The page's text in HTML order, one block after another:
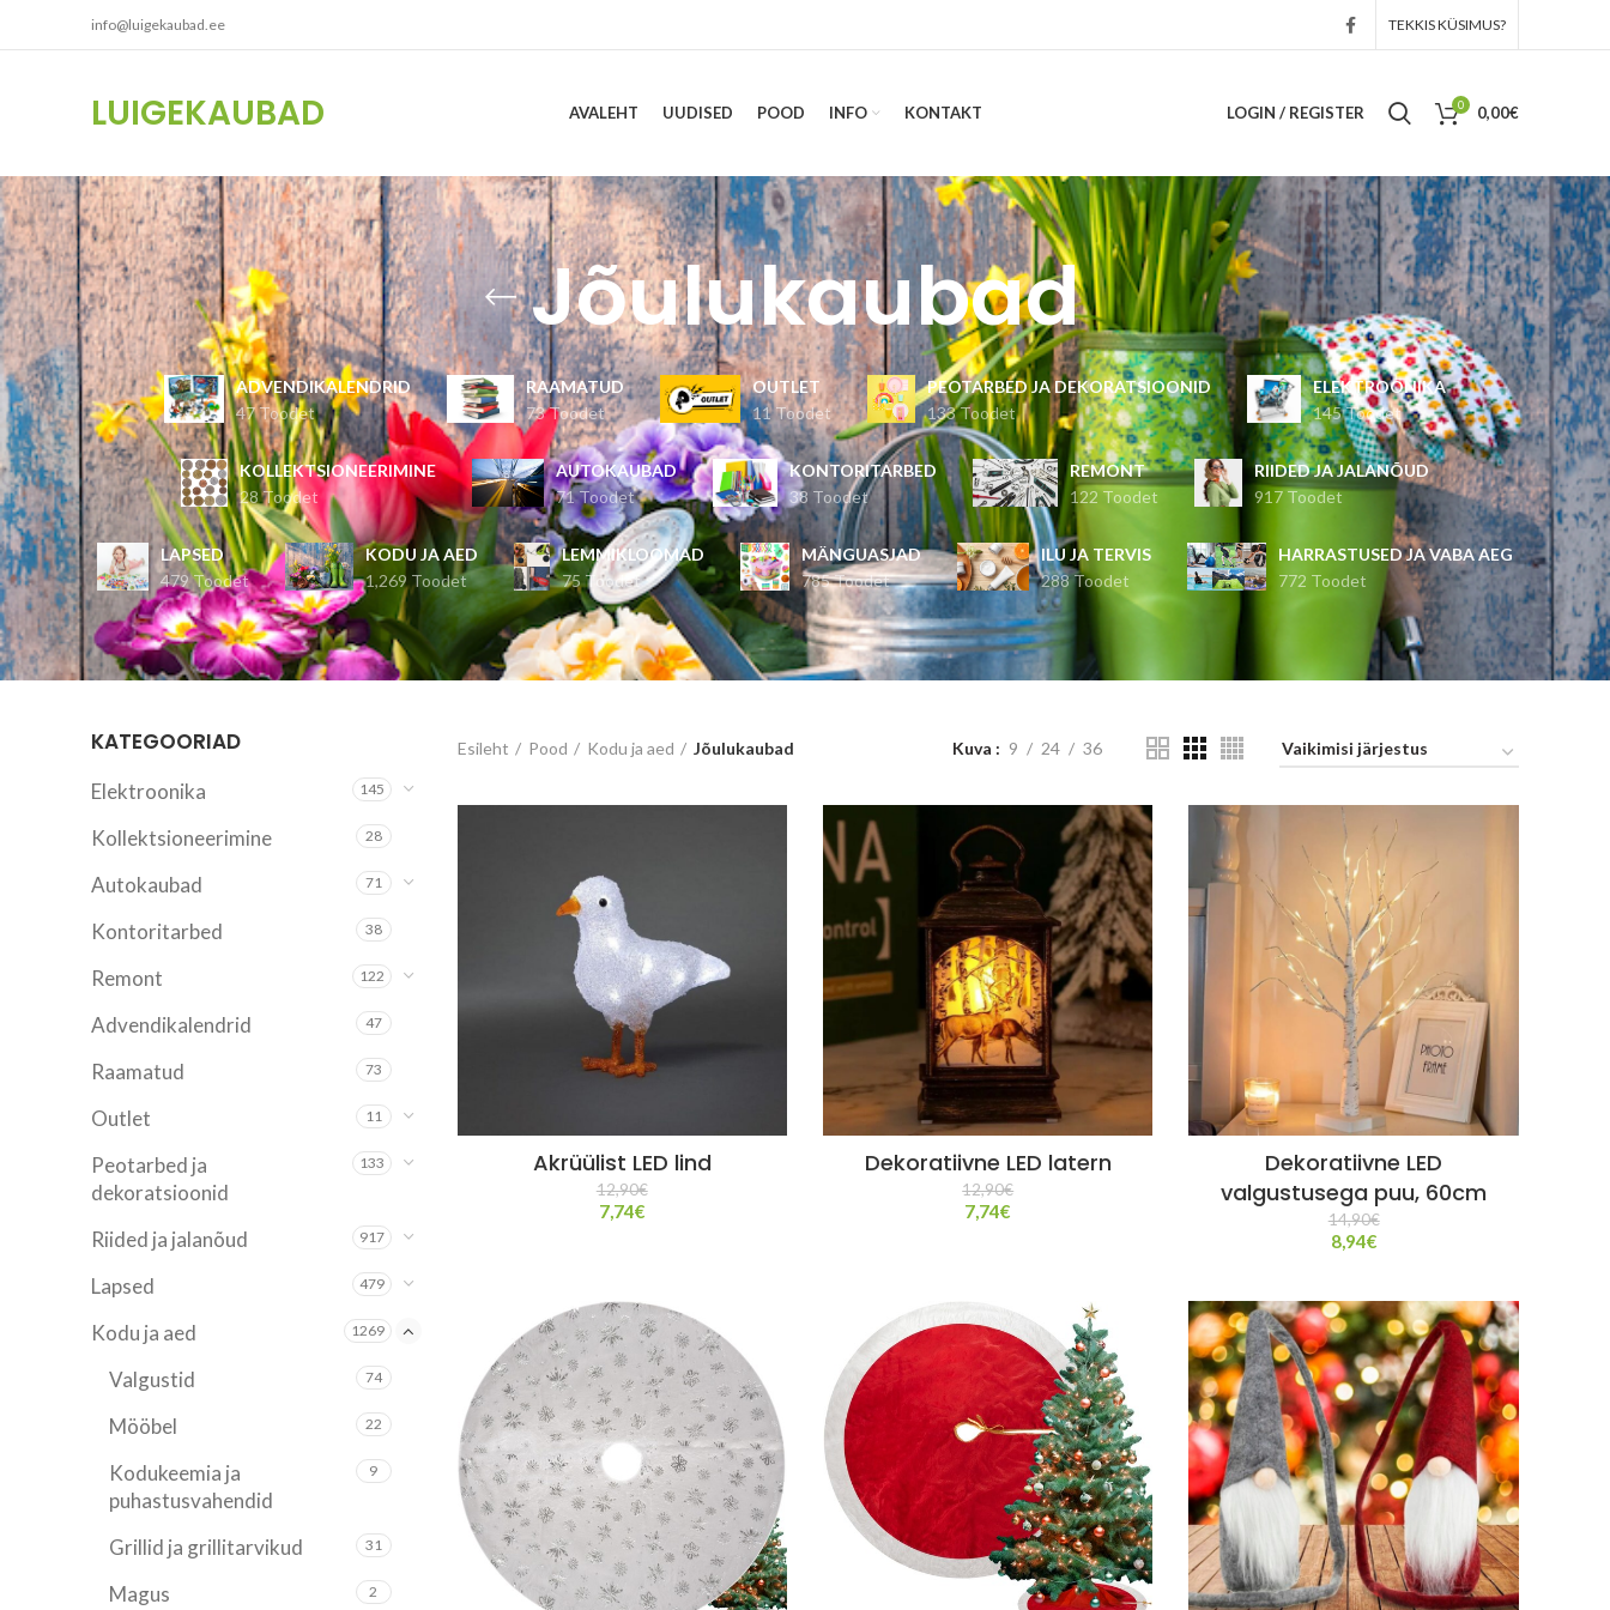
info@luigekaubad.ee TEKKIS KÜSIMUS?
LUIGEKAUBAD AVALEHT UUDISED POOD INFO KONTAKT LOGIN / REGISTER 0 0,00€
Jõulukaubad
ADVENDIKALENDRID
47 Toodet
RAAMATUD
73 Toodet
OUTLET
11 Toodet
PEOTARBED JA DEKORATSIOONID
133 Toodet
ELEKTROONIKA
145 Toodet
KOLLEKTSIONEERIMINE
28 Toodet
AUTOKAUBAD
71 Toodet
KONTORITARBED
38 Toodet
REMONT
122 Toodet
RIIDED JA JALANÕUD
917 Toodet
LAPSED
479 Toodet
KODU JA AED
1,269 Toodet
LEMMIKLOOMAD
75 Toodet
MÄNGUASJAD
785 Toodet
ILU JA TERVIS
288 Toodet
HARRASTUSED JA VABA AEG
772 Toodet
KATEGOORIAD
Elektroonika 145
Kollektsioneerimine 28
Autokaubad 71
Kontoritarbed 38
Remont 122
Advendikalendrid 47
Raamatud 73
Outlet 11
Peotarbed ja
dekoratsioonid
133
Riided ja jalanõud 917
Lapsed 479
Kodu ja aed 1269
Valgustid 74
Mööbel 22
Kodukeemia ja
puhastusvahendid
9
Grillid ja grillitarvikud 31
Magus 2
Esileht Pood Kodu ja aed Jõulukaubad Kuva 9 24 36
Akrüülist LED lind
12,90€
7,74€
Dekoratiivne LED latern
12,90€
7,74€
Dekoratiivne LED
valgustusega puu, 60cm
14,90€
8,94€